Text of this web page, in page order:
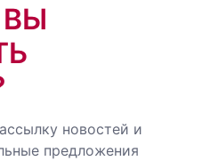
новостей и
предложения